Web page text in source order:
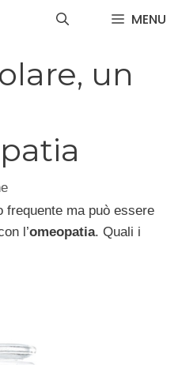
MENU
un
frequente ma può essere
l’omeopatia. Quali i